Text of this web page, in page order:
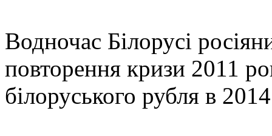
Водночас Білорусі
повторення кризи 2011
білоруського рубля в